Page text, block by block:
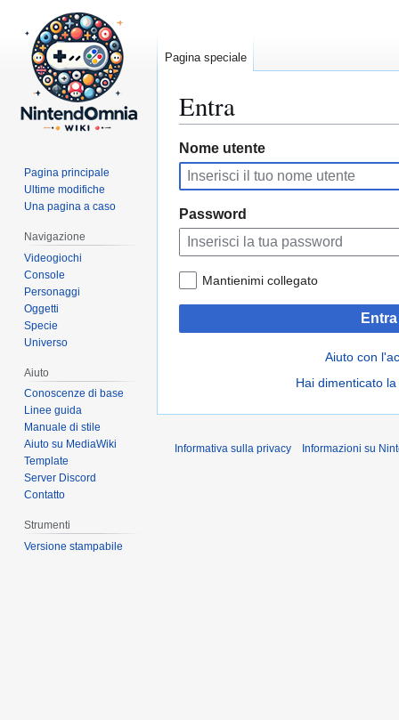
Entra
Vai
alla
navigazione
Vai
alla
ricerca
Nome utente
Password
Mantienimi collegato
Entra
Aiuto con
Hai dimenticato
Pagina speciale
Pagina principale
Ultime modifiche
Una pagina a caso
Navigazione
Videogiochi
Console
Personaggi
Oggetti
Specie
Universo
Aiuto
Conoscenze di base
Linee guida
Manuale di stile
Aiuto su MediaWiki
Template
Server Discord
Contatto
Strumenti
Versione stampabile
Informativa sulla privacy Informazioni su